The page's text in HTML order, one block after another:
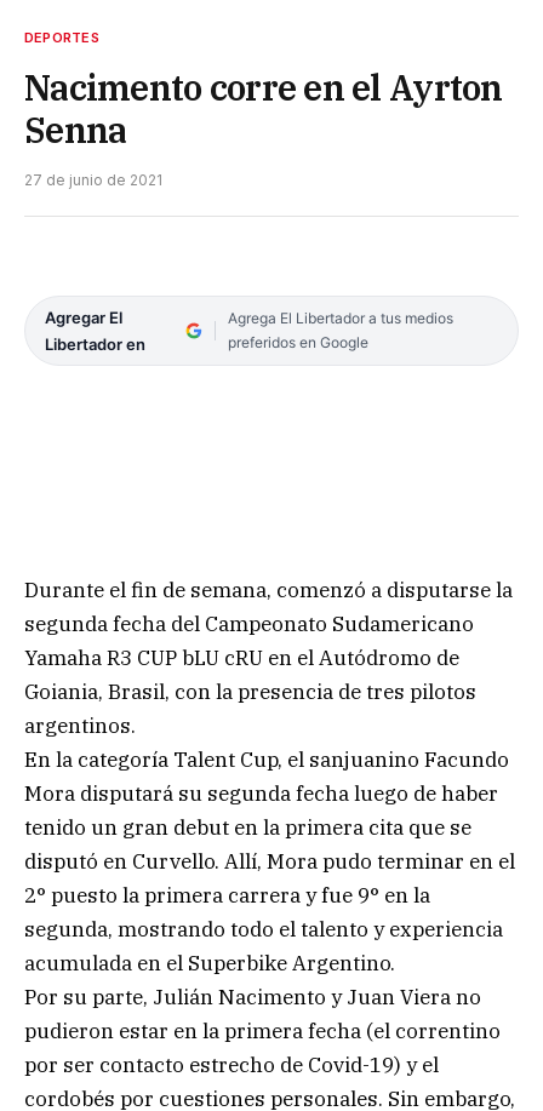
DEPORTES
Nacimento corre en el Ayrton
Senna
27 de junio de 2021
Agregar El
Libertador en
Agrega El Libertador a tus medios
preferidos en Google
Durante el fin de semana, comenzó a disputarse la
segunda fecha del Campeonato Sudamericano
Yamaha R3 CUP bLU cRU en el Autódromo de
Goiania, Brasil, con la presencia de tres pilotos
argentinos.
En la categoría Talent Cup, el sanjuanino Facundo
Mora disputará su segunda fecha luego de haber
tenido un gran debut en la primera cita que se
disputó en Curvello. Allí, Mora pudo terminar en el
2° puesto la primera carrera y fue 9° en la
segunda, mostrando todo el talento y experiencia
acumulada en el Superbike Argentino.
Por su parte, Julián Nacimento y Juan Viera no
pudieron estar en la primera fecha (el correntino
por ser contacto estrecho de Covid-19) y el
cordobés por cuestiones personales. Sin embargo,